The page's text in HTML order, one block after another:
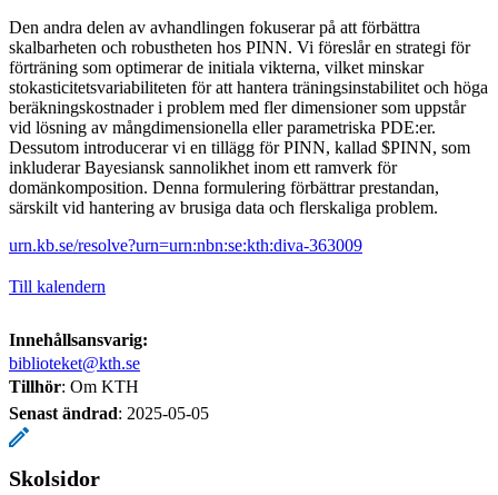
Den andra delen av avhandlingen fokuserar på att förbättra
skalbarheten och robustheten hos PINN. Vi föreslår en strategi för
förträning som optimerar de initiala vikterna, vilket minskar
stokasticitetsvariabiliteten för att hantera träningsinstabilitet och höga
beräkningskostnader i problem med fler dimensioner som uppstår
vid lösning av mångdimensionella eller parametriska PDE:er.
Dessutom introducerar vi en tillägg för PINN, kallad $PINN, som
inkluderar Bayesiansk sannolikhet inom ett ramverk för
domänkomposition. Denna formulering förbättrar prestandan,
särskilt vid hantering av brusiga data och flerskaliga problem.
urn.kb.se/resolve?urn=urn:nbn:se:kth:diva-363009
Till kalendern
Innehållsansvarig:
biblioteket@kth.se
Tillhör: Om KTH
Senast ändrad: 2025-05-05
Skolsidor